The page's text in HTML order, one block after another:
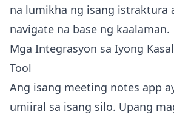
na lumikha ng isang istraktura
navigate na base ng kaalaman.
Mga Integrasyon sa Iyong
Tool
Ang isang meeting notes app
umiiral sa isang silo. Upang